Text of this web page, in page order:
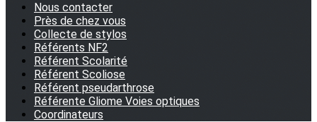
Nous contacter
Près de chez vous
Collecte de stylos
Référents NF2
Référent Scolarité
Référent Scoliose
Référent pseudarthrose
Référente Gliome Voies optiques
Coordinateurs